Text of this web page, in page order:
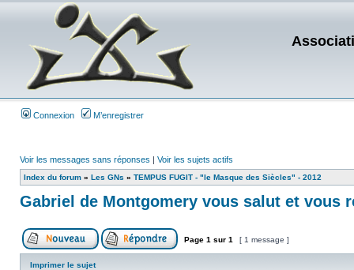
Connexion M’enregistrer
Voir les messages sans réponses | Voir les sujets actifs
Index du forum » Les GNs » TEMPUS FUGIT - "le Masque des Siècles" - 2012
Gabriel de Montgomery vous salut et vous
Page 1 sur 1 [ 1 message ]
Imprimer le sujet